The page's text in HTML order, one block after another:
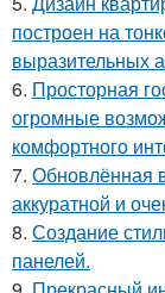
построен на
выразительных
6. Просторная
огромные
комфортного
7. Обновлённая
аккуратной и
8. Создание
панелей.